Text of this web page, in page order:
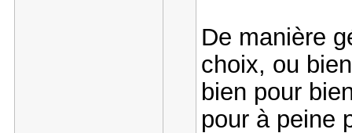
De manière
choix, ou
bien pour
pour à peine